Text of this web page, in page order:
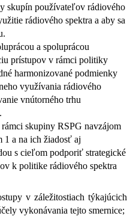
skupín používateľov rádiového
rádiového spektra a aby sa
a spoluprácou
prístupov v rámci politiky
harmonizované podmienky
využívania rádiového
vnútorného trhu
skupiny RSPG navzájom
1 a na ich žiadosť aj
s cieľom podporiť strategické
k politike rádiového spektra
v záležitostiach týkajúcich
vykonávania tejto smernice;